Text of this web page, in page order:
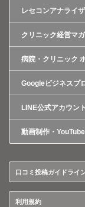
レセコンアナライ
クリニック経営マ
病院・クリニック
Googleビジネスプ
LINE公式アカウン
動画制作・
口コミ投稿ガイドライ
利用規約